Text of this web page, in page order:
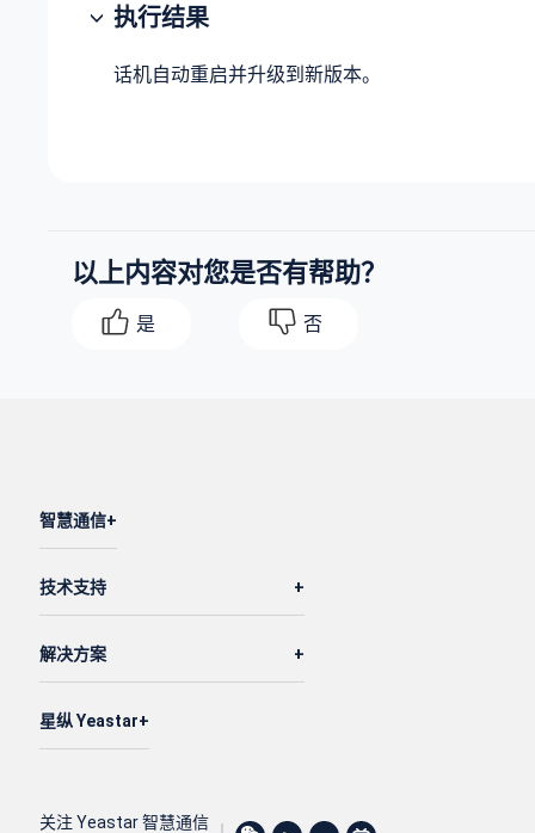
执行结果
话机自动重启并升级到新版本。
以上内容对您是否有帮助？
是 否
智慧通信
技术支持
解决方案
星纵 Yeastar
关注 Yeastar 智慧通信